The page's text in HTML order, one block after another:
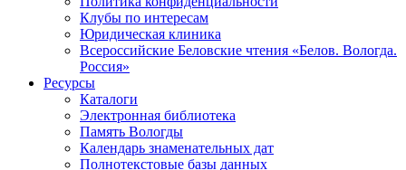
Клубы по интересам
Юридическая клиника
Всероссийские Беловские чтения «Белов. Вологда.
Россия»
Ресурсы
Каталоги
Электронная библиотека
Память Вологды
Календарь знаменательных дат
Полнотекстовые базы данных